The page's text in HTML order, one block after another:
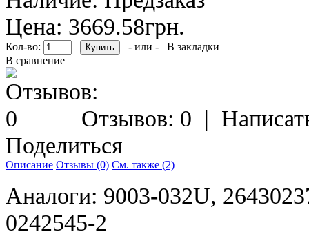
Цена: 3669.58грн.
Кол-во: - или -
В закладки
В сравнение
Отзывов: 0 |
Поделиться
Описание Отзывы (0) См. также (2)
Аналоги: 9003-032U,
0242545-2